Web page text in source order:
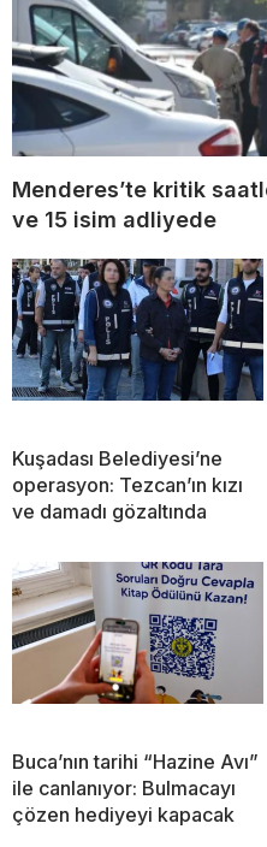
Menderes’te kritik
ve 15 isim adliyede
Kuşadası Belediyesi’ne
operasyon: Tezcan’ın kızı
ve damadı gözaltında
Buca’nın tarihi “Hazine Avı”
ile canlanıyor: Bulmacayı
çözen hediyeyi kapacak